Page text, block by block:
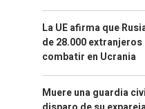
La UE afirma que
de 28.000
combatir en Ucrania
Muere una guardia